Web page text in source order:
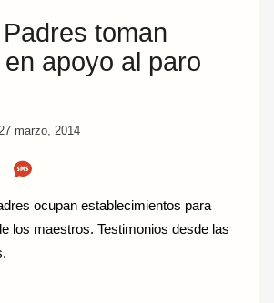
toman
apoyo al paro
27 marzo, 2014
ocupan establecimientos para
los maestros. Testimonios desde las